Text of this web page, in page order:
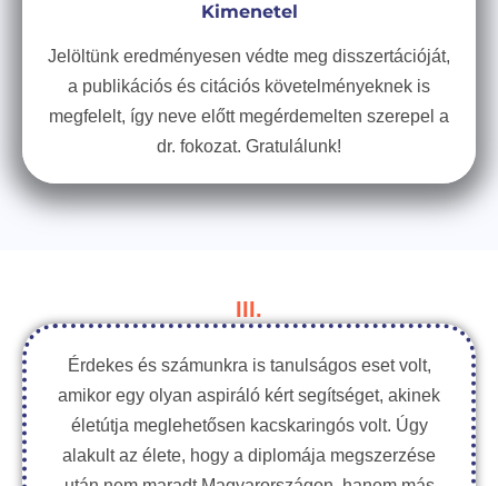
Kimenetel
Jelöltünk eredményesen védte meg disszertációját,
a publikációs és citációs követelményeknek is
megfelelt, így neve előtt megérdemelten szerepel a
dr. fokozat. Gratulálunk!
III.
Érdekes és számunkra is tanulságos eset volt,
amikor egy olyan aspiráló kért segítséget, akinek
életútja meglehetősen kacskaringós volt. Úgy
alakult az élete, hogy a diplomája megszerzése